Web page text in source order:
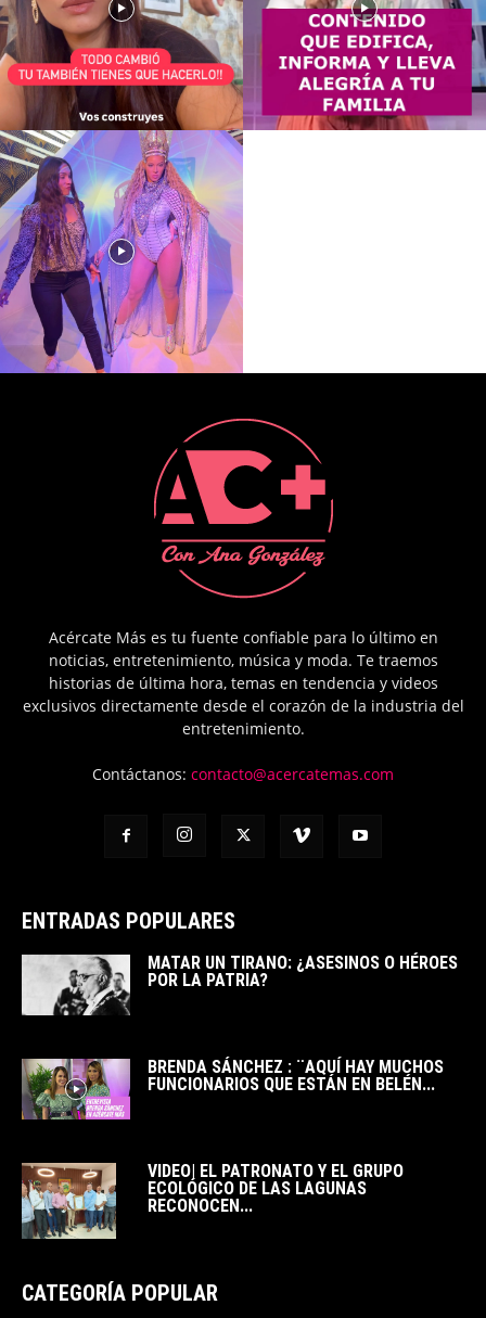
Acércate Más es tu fuente confiable para lo último en
noticias, entretenimiento, música y moda. Te traemos
historias de última hora, temas en tendencia y videos
exclusivos directamente desde el corazón de la industria del
entretenimiento.
Contáctanos: contacto@acercatemas.com
ENTRADAS POPULARES
MATAR UN TIRANO: ¿ASESINOS O HÉROES
POR LA PATRIA?
BRENDA SÁNCHEZ : ¨AQUÍ HAY MUCHOS
FUNCIONARIOS QUE ESTÁN EN BELÉN...
VIDEO| EL PATRONATO Y EL GRUPO
ECOLÓGICO DE LAS LAGUNAS
RECONOCEN...
CATEGORÍA POPULAR